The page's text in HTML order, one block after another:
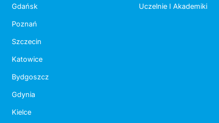
Gdańsk
Poznań
Szczecin
Katowice
Bydgoszcz
Gdynia
Kielce
Uczelnie I Akademiki